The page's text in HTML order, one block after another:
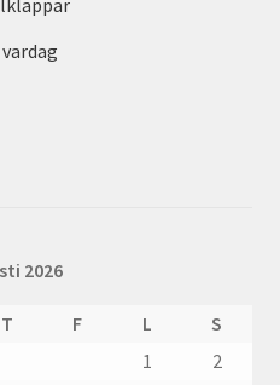
2026
T F L
S
1
2